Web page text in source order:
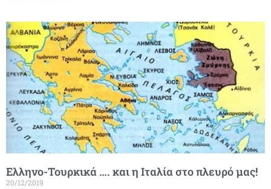
Ελληνο-Τουρκικά …. και η Ιταλία στο πλευρό μας!
20/12/2019